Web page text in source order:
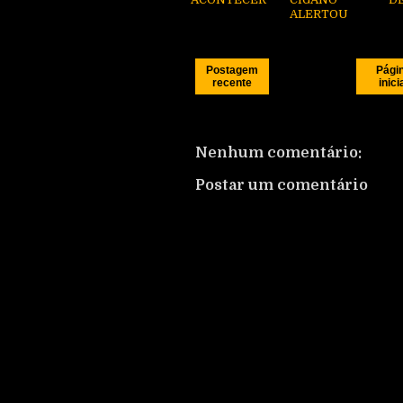
ALERTOU
Postagem
recente
Nenhum comentário:
Postar um comentário